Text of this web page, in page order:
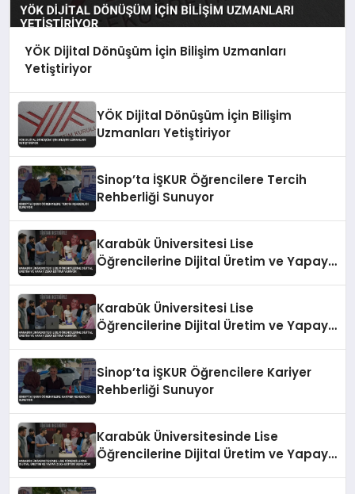
YÖK Dijital Dönüşüm İçin Bilişim Uzmanları
Yetiştiriyor
YÖK Dijital Dönüşüm İçin Bilişim
Uzmanları Yetiştiriyor
Sinop’ta İŞKUR Öğrencilere Tercih
Rehberliği Sunuyor
Karabük Üniversitesi Lise
Öğrencilerine Dijital Üretim ve Yapay
Karabük Üniversitesi Lise
Öğrencilerine Dijital Üretim ve Yapay
Sinop’ta İŞKUR Öğrencilere Kariyer
Rehberliği Sunuyor
Karabük Üniversitesinde Lise
Öğrencilerine Dijital Üretim ve Yapay